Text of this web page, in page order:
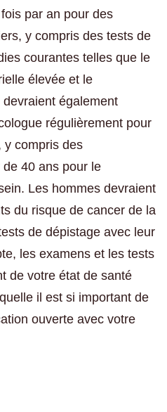
par an pour des
y compris des tests de
courantes telles que le
élevée et le
également
régulièrement pour
y compris des
40 ans pour le
Les hommes devraient
du risque de cancer de la
de dépistage avec leur
les examens et les tests
de votre état de santé
il est si important de
ouverte avec votre